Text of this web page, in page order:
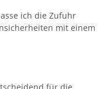
ich die Zufuhr
mit einem